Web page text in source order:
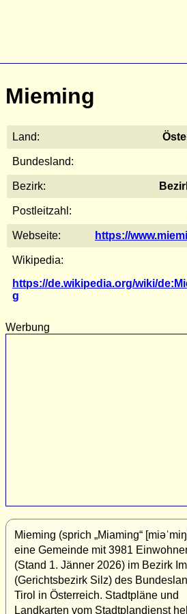
Mieming
Land:
Bundesland:
Bezirk:
Postleitzahl:
Webseite: https://
Wikipedia:
https://de.wikipedia.org/wiki/
g
Werbung
Mieming (sprich „Miaming“
eine Gemeinde mit 3981
(Stand 1. Jänner 2026) im Bezirk
(Gerichtsbezirk Silz) des
Tirol in Österreich. Stadtpläne und
Landkarten vom Stadtplandienst